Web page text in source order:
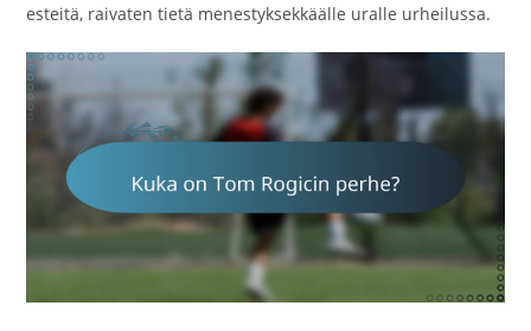
esteitä, raivaten tietä menestyksekkäälle uralle urheilussa.